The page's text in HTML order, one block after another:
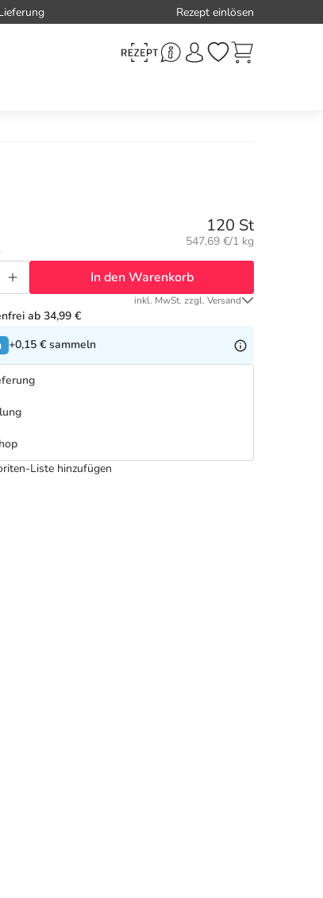
Rezept einlösen
120 St
Grundpreis:
547,69 €/1 kg
In den Warenkorb
inkl. MwSt. zzgl. Versand
ab 34,99 €
+0,15 € sammeln
Liste hinzufügen